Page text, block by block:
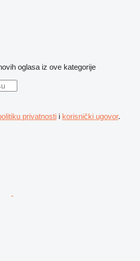
oglasa iz ove kategorije
privatnosti i korisnički ugovor.